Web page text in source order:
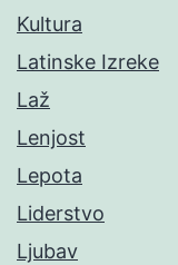
Kultura
Latinske Izreke
Laž
Lenjost
Lepota
Liderstvo
Ljubav